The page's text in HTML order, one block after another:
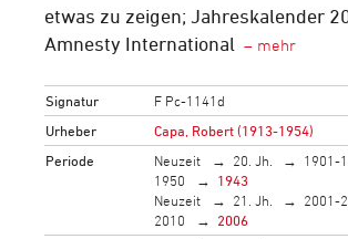
etwas zu zeigen; Jahreskalender
Amnesty International
Signatur
F Pc-1141d
Urheber
Capa, Robert (1913-1954)
Periode
Neuzeit 20. Jh. 1901-
1950
1943
Neuzeit
21. Jh. 2001-
2010
2006